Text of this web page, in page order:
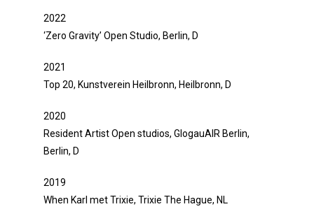
2022
‘Zero Gravity’ Open Studio, Berlin, D
2021
Top 20, Kunstverein Heilbronn, Heilbronn, D
2020
Resident Artist Open studios, GlogauAIR Berlin,
Berlin, D
2019
When Karl met Trixie, Trixie The Hague, NL